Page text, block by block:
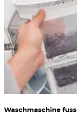
Waschmaschine